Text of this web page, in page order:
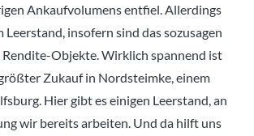
Ankaufvolumens entfiel. Allerdings
Leerstand, insofern sind das sozusagen
Rendite-Objekte. Wirklich spannend ist
Zukauf in Nordsteimke, einem
Hier gibt es einigen Leerstand, an
wir bereits arbeiten. Und da hilft uns